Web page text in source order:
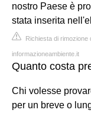
nostro Paese è
stata inserita
Richiesta di rimozione
informazioneambiente.it
Quanto costa
Chi volesse
per un breve o